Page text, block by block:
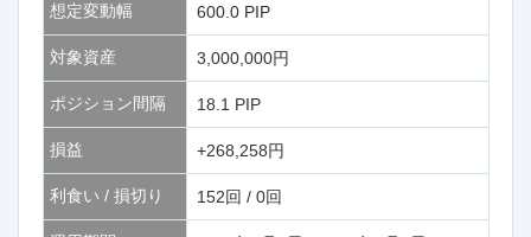
想定変動幅 600.0 PIP
対象資産 3,000,000円
ポジション間隔 18.1 PIP
損益 +268,258円
利食い / 損切り 152回 / 0回